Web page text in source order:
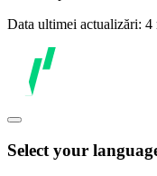
Data ultimei actualizări: 4
Select your